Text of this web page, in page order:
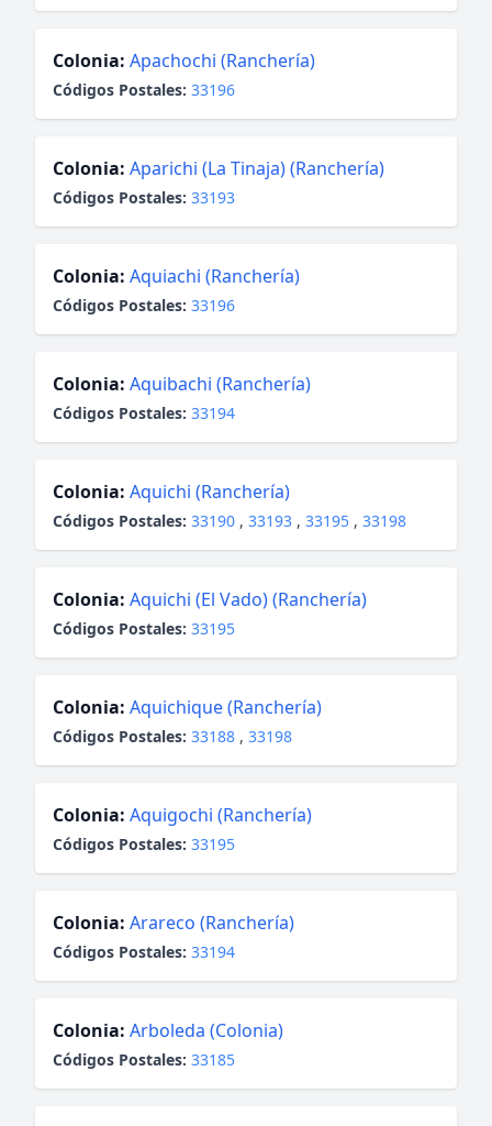
Colonia: Apachochi (Ranchería)
Códigos Postales: 33196
Colonia: Aparichi (La Tinaja) (Ranchería)
Códigos Postales: 33193
Colonia: Aquiachi (Ranchería)
Códigos Postales: 33196
Colonia: Aquibachi (Ranchería)
Códigos Postales: 33194
Colonia: Aquichi (Ranchería)
Códigos Postales: 33190 , 33193 , 33195 , 33198
Colonia: Aquichi (El Vado) (Ranchería)
Códigos Postales: 33195
Colonia: Aquichique (Ranchería)
Códigos Postales: 33188 , 33198
Colonia: Aquigochi (Ranchería)
Códigos Postales: 33195
Colonia: Arareco (Ranchería)
Códigos Postales: 33194
Colonia: Arboleda (Colonia)
Códigos Postales: 33185